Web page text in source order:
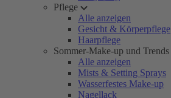
Pflege
Alle anzeigen
Gesicht & Körperpflege
Haarpflege
Sommer-Make-up und Trends
Alle anzeigen
Mists & Setting Sprays
Wasserfestes Make-up
Nagellack